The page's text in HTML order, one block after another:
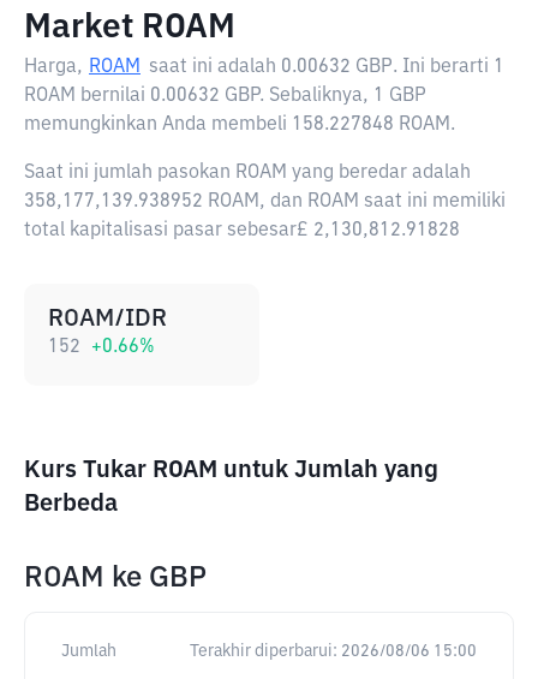
Market ROAM
Harga, ROAM saat ini adalah 0.00632 GBP. Ini berarti 1
ROAM bernilai 0.00632 GBP. Sebaliknya, 1 GBP
memungkinkan Anda membeli 158.227848 ROAM.
Saat ini jumlah pasokan ROAM yang beredar adalah
358,177,139.938952 ROAM, dan ROAM saat ini memiliki
total kapitalisasi pasar sebesar£ 2,130,812.91828
ROAM/IDR
152 +0.66%
Kurs Tukar ROAM untuk Jumlah yang
Berbeda
ROAM ke GBP
Jumlah Terakhir diperbarui: 2026/08/06 15:00